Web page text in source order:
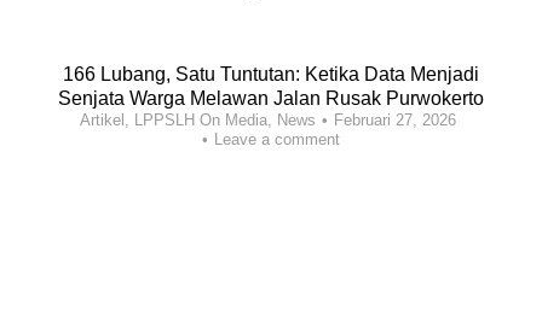
166 Lubang, Satu Tuntutan: Ketika Data Menjadi
Senjata Warga Melawan Jalan Rusak Purwokerto
Artikel , LPPSLH On Media, News
Februari 27, 2026
Leave a comment